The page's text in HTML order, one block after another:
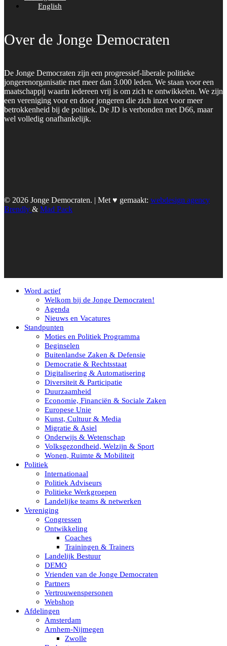
English
Over de Jonge Democraten
De Jonge Democraten zijn een progressief-liberale politieke
jongerenorganisatie met meer dan 3.000 leden. We staan voor een
maatschappij waarin iedereen vrij is om zich te ontwikkelen. We zijn
een vereniging voor en door jongeren die zich inzet voor meer
betrokkenheid bij de politiek. De JD is verbonden met D66, maar
wel volledig onafhankelijk.
© 2026 Jonge Democraten. | Met ♥︎ gemaakt: webdesign agency
Brendly & Mad Pack
Word actief
Welkom bij de Jonge Democraten!
Agenda
Nieuws en Vacatures
Standpunten
Moties en Politiek Programma
Beginselen
Buitenlandse Zaken & Defensie
Democratie & Rechtsstaat
Digitalisering & Automatisering
Diversiteit & Participatie
Duurzaamheid
Economie, Financiën & Sociale Zaken
Europese Unie
Kunst, Cultuur & Media
Migratie & Asiel
Onderwijs & Wetenschap
Volksgezondheid, Welzijn & Sport
Wonen, Ruimte & Mobiliteit
Politiek
Internationaal
Politiek Adviseurs
Politieke Werkgroepen
Landelijke teams & netwerken
Vereniging
Congressen
Ontwikkeling
Coaches
Trainingen & Trainers
Landelijk Bestuur
DEMO
Vrienden van de Jonge Democraten
Partners
Vertrouwenspersonen
Webshop
Afdelingen
Amsterdam
Arnhem-Nijmegen
Zwolle